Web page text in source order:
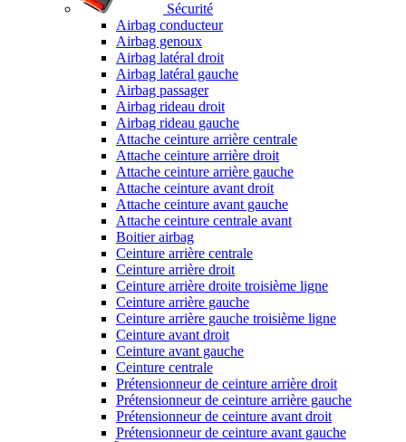
Sécurité
Airbag conducteur
Airbag genoux
Airbag latéral droit
Airbag latéral gauche
Airbag passager
Airbag rideau droit
Airbag rideau gauche
Attache ceinture arrière centrale
Attache ceinture arrière droit
Attache ceinture arrière gauche
Attache ceinture avant droit
Attache ceinture avant gauche
Attache ceinture centrale avant
Boitier airbag
Ceinture arrière centrale
Ceinture arrière droit
Ceinture arrière droite troisième ligne
Ceinture arrière gauche
Ceinture arrière gauche troisième ligne
Ceinture avant droit
Ceinture avant gauche
Ceinture centrale
Prétensionneur de ceinture arrière droit
Prétensionneur de ceinture arrière gauche
Prétensionneur de ceinture avant droit
Prétensionneur de ceinture avant gauche